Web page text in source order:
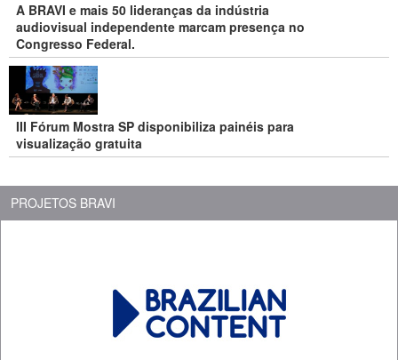
A BRAVI e mais 50 lideranças da indústria
audiovisual independente marcam presença no
Congresso Federal.
III Fórum Mostra SP disponibiliza painéis para
visualização gratuita
PROJETOS BRAVI